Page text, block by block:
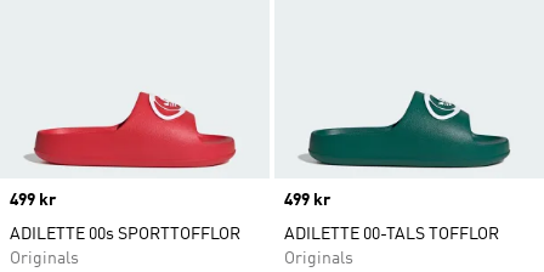
Price
499 kr
ADILETTE 00s SPORTTOFFLOR
Originals
Price
499 kr
ADILETTE 00-TALS TOFFLOR
Originals